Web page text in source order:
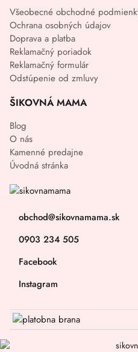
Všeobecné obchodné
Ochrana osobných údajov
Doprava a platba
Reklamačný poriadok
Reklamačný formulár
Odstúpenie od zmluvy
ŠIKOVNÁ MAMA
Blog
O nás
Kamenné predajne
Úvodná stránka
obchod@sikovnamama.sk
0903 234 505
Facebook
Instagram